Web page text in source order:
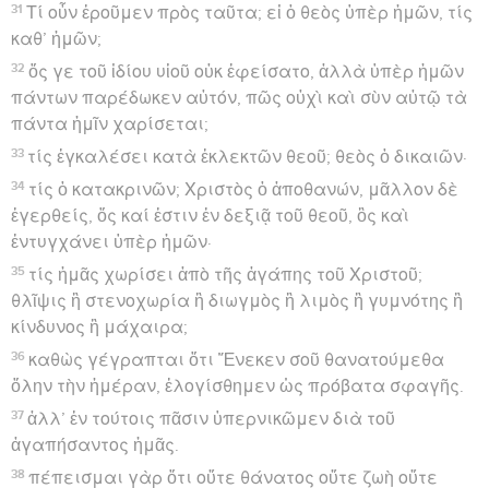
31 Τί οὖν ἐροῦμεν πρὸς ταῦτα; εἰ ὁ θεὸς ὑπὲρ ἡμῶν, τίς
καθ’ ἡμῶν;
32 ὅς γε τοῦ ἰδίου υἱοῦ οὐκ ἐφείσατο, ἀλλὰ ὑπὲρ ἡμῶν
πάντων παρέδωκεν αὐτόν, πῶς οὐχὶ καὶ σὺν αὐτῷ τὰ
πάντα ἡμῖν χαρίσεται;
33 τίς ἐγκαλέσει κατὰ ἐκλεκτῶν θεοῦ; θεὸς ὁ δικαιῶν·
34 τίς ὁ κατακρινῶν; Χριστὸς ὁ ἀποθανών, μᾶλλον δὲ
ἐγερθείς, ὅς καί ἐστιν ἐν δεξιᾷ τοῦ θεοῦ, ὃς καὶ
ἐντυγχάνει ὑπὲρ ἡμῶν·
35 τίς ἡμᾶς χωρίσει ἀπὸ τῆς ἀγάπης τοῦ Χριστοῦ;
θλῖψις ἢ στενοχωρία ἢ διωγμὸς ἢ λιμὸς ἢ γυμνότης ἢ
κίνδυνος ἢ μάχαιρα;
36 καθὼς γέγραπται ὅτι Ἕνεκεν σοῦ θανατούμεθα
ὅλην τὴν ἡμέραν, ἐλογίσθημεν ὡς πρόβατα σφαγῆς.
37 ἀλλ’ ἐν τούτοις πᾶσιν ὑπερνικῶμεν διὰ τοῦ
ἀγαπήσαντος ἡμᾶς.
38 πέπεισμαι γὰρ ὅτι οὔτε θάνατος οὔτε ζωὴ οὔτε